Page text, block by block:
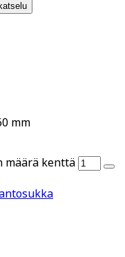
mm
määrä kenttä